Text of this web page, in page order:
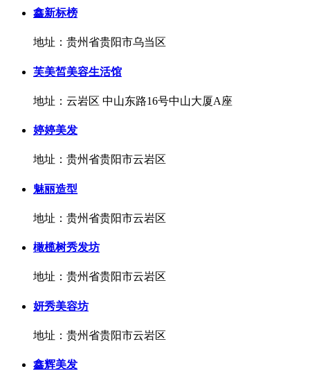
鑫新标榜
地址：贵州省贵阳市乌当区
芙美皙美容生活馆
地址：云岩区 中山东路16号中山大厦A座
婷婷美发
地址：贵州省贵阳市云岩区
魅丽造型
地址：贵州省贵阳市云岩区
橄榄树秀发坊
地址：贵州省贵阳市云岩区
妍秀美容坊
地址：贵州省贵阳市云岩区
鑫辉美发